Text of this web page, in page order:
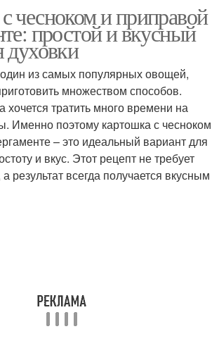
печеный картофель
Картофель в
пергаменте
чесноком и приправой
простой и вкусный
духовки
из самых популярных овощей,
множеством способов.
хочется тратить много времени на
Именно поэтому картошка с чесноком
– это идеальный вариант для
и вкус. Этот рецепт не требует
результат всегда получается вкусным